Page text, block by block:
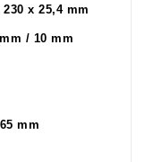
230 x 25,4 mm
/ 10 mm
mm